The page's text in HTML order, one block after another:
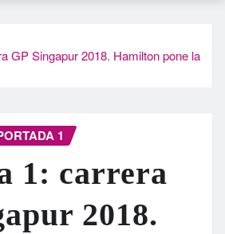
GP Singapur 2018. Hamilton pone la
1
1: carrera
2018.